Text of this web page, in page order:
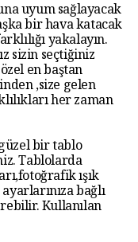
uyum sağlayacak
bir hava katacak
yakalayın.
sizin seçtiğiniz
en baştan
,size gelen
her zaman
bir tablo
Tablolarda
ışık
bağlı
Kullanılan